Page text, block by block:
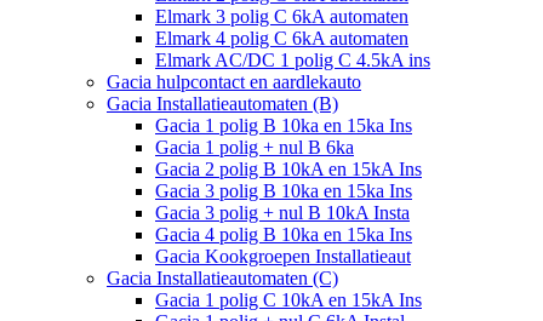
Elmark 3 polig C 6kA automaten
Elmark 4 polig C 6kA automaten
Elmark AC/DC 1 polig C 4.5kA ins
Gacia hulpcontact en aardlekauto
Gacia Installatieautomaten (B)
Gacia 1 polig B 10ka en 15ka Ins
Gacia 1 polig + nul B 6ka
Gacia 2 polig B 10kA en 15kA Ins
Gacia 3 polig B 10ka en 15ka Ins
Gacia 3 polig + nul B 10kA Insta
Gacia 4 polig B 10ka en 15ka Ins
Gacia Kookgroepen Installatieaut
Gacia Installatieautomaten (C)
Gacia 1 polig C 10kA en 15kA Ins